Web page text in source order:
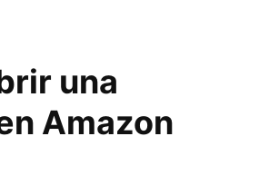
una
Amazon